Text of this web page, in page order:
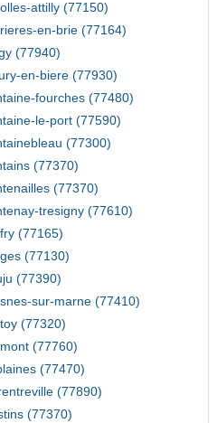
attilly (77150)
en-brie (77164)
(77940)
en-biere (77930)
fourches (77480)
le-port (77590)
(77300)
(77370)
(77370)
tresigny (77610)
(77165)
(77130)
(77390)
sur-marne (77410)
(77320)
(77760)
(77470)
(77890)
(77370)